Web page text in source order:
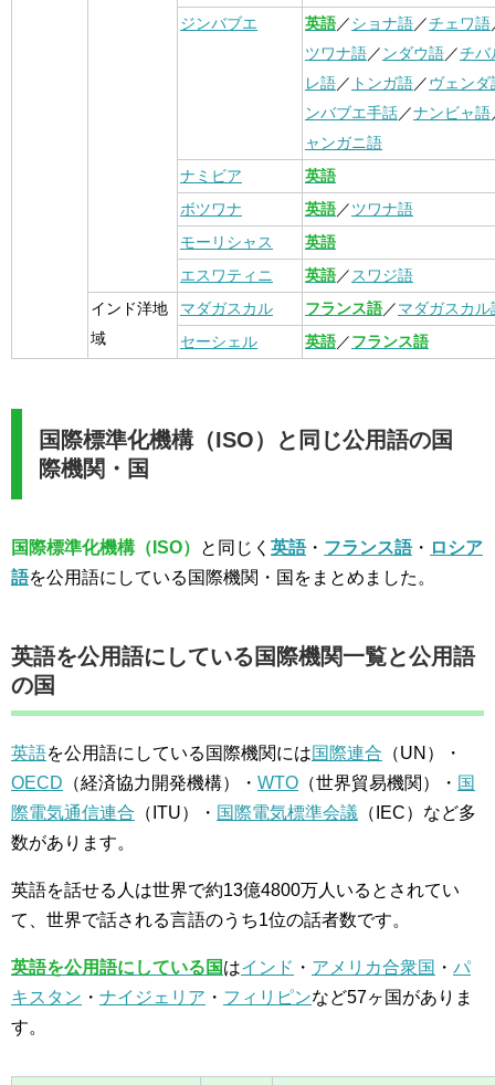
ジンバブエ
英語／ショナ語／チェワ語
ツワナ語／ ンダウ語／チバ
レ語／ トンガ語／ヴェンダ
ンバブエ手話／ナンビャ語
ャンガニ語
ナミビア
英語
ボツワナ
英語／ツワナ語
モーリシャス
英語
エスワティニ
英語／ スワジ語
インド洋地
域
マダガスカル フランス語／マダガスカル
セーシェル
英語／フランス語
国際標準化機構（ISO）と同じ公用語の国
際機関・国
国際標準化機構（ISO） と同じく 英語・ フランス語・ ロシア
語を公用語にしている国際機関・国をまとめました。
英語を公用語にしている国際機関一覧と公用語
の国
英語を公用語にしている国際機関には国際連合 （UN）・
OECD （経済協力開発機構）・ WTO （世界貿易機関）・ 国
際電気通信連合 （ITU）・ 国際電気標準会議 （IEC）など多
数があります。
英語を話せる人は世界で約13億4800万人いるとされてい
て、世界で話される言語のうち1位の話者数です。
英語を公用語にしている国はインド ・ アメリカ合衆国 ・ パ
キスタン ・ ナイジェリア ・ フィリピンなど57ヶ国がありま
す。